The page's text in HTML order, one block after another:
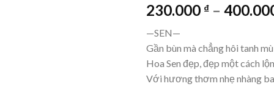
230.000 ₫ –
—SEN—
Gần bùn mà chẳng hôi tanh
Hoa Sen đẹp, đẹp một cách
Với hương thơm nhẹ nhàng